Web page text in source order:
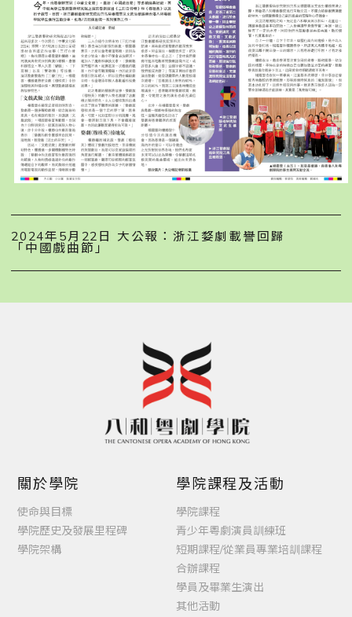
2024年5月22日 大公報：浙江婺劇載譽回歸
「中國戲曲節」
關於學院
使命與目標
學院歷史及發展里程碑
學院架構
學院課程及活動
學院課程
青少年粵劇演員訓練班
短期課程/從業員專業培訓課程
合辦課程
學員及畢業生演出
其他活動